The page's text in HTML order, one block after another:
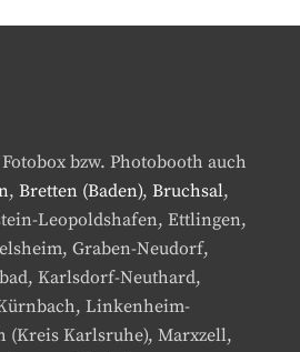
bzw. Photobooth auch
, Bretten (Baden), Bruchsal,
Leopoldshafen, Ettlingen,
Graben-Neudorf,
Karlsdorf-Neuthard,
Linkenheim-
(Kreis Karlsruhe), Marxzell,